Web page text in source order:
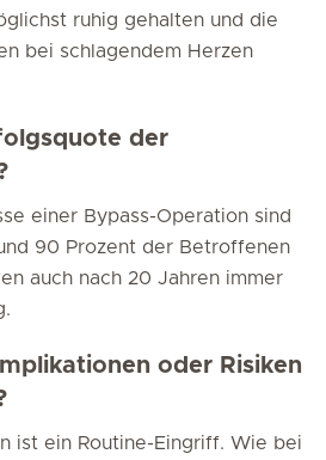
ruhig gehalten und die
bei schlagendem Herzen
der
einer Bypass-Operation sind
90 Prozent der Betroffenen
auch nach 20 Jahren immer
oder Risiken
ist ein Routine-Eingriff. Wie bei